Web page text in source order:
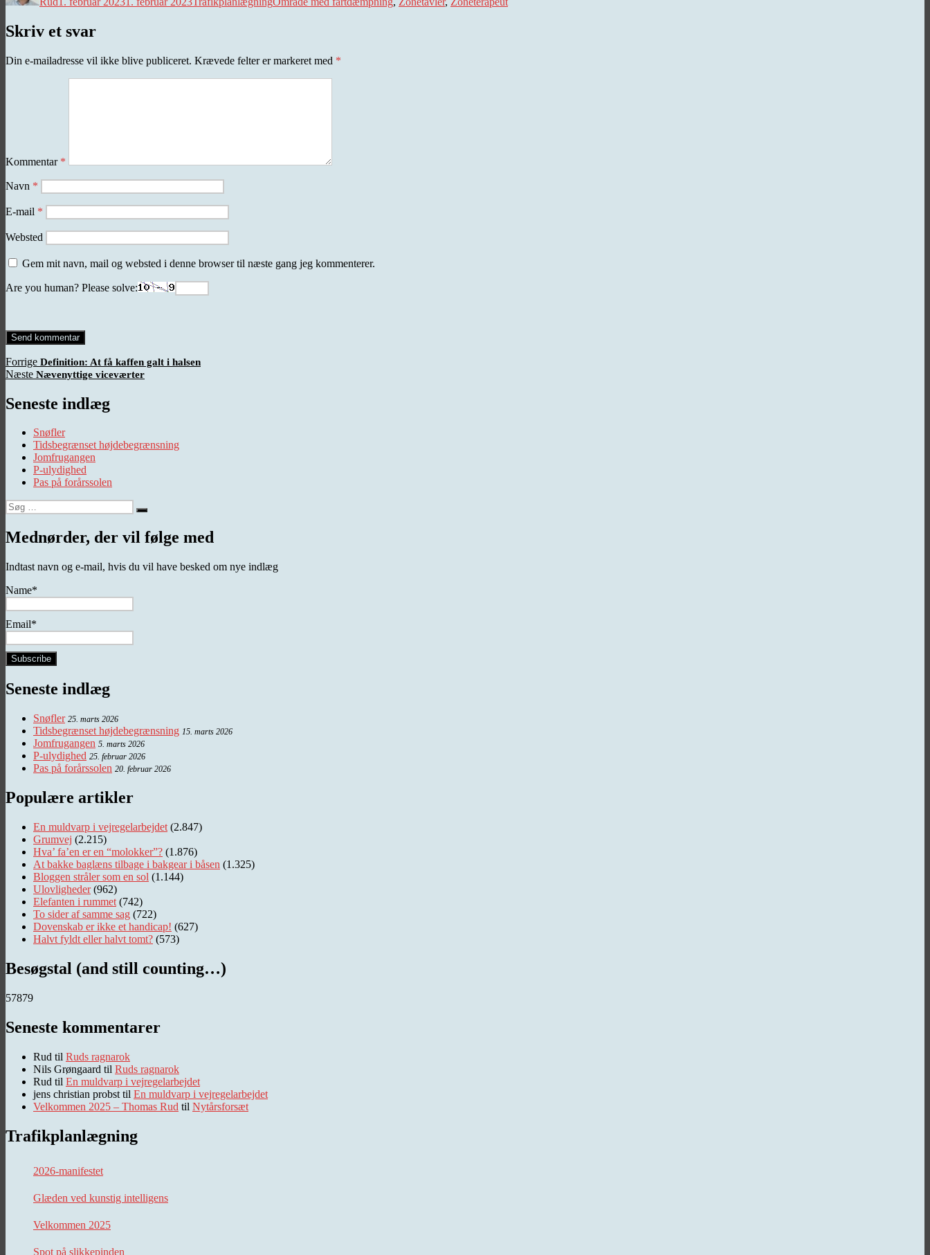
Skriv et svar
Din e-mailadresse vil ikke blive publiceret. Krævede felter er markeret med *
Kommentar *
Navn *
E-mail *
Websted
Gem mit navn, mail og websted i denne browser til næste gang jeg kommenterer.
Are you human? Please solve:
Indlægsnavigation
Forrige Forrige
indlæg:
Definition: At få kaffen galt i halsen
Næste Næste
Nævenyttige viceværter
Seneste indlæg
Snøfler
Tidsbegrænset højdebegrænsning
Jomfrugangen
P-ulydighed
Pas på forårssolen
Søg
efter:
Søg
Mednørder, der vil følge med
Indtast navn og e-mail, hvis du vil have besked om nye indlæg
Name*
Email*
Seneste indlæg
Snøfler 25. marts 2026
Tidsbegrænset højdebegrænsning 15. marts 2026
Jomfrugangen 5. marts 2026
P-ulydighed 25. februar 2026
Pas på forårssolen 20. februar 2026
Populære artikler
En muldvarp i vejregelarbejdet (2.847)
Grumvej (2.215)
Hva’ fa’en er en “molokker”? (1.876)
At bakke baglæns tilbage i bakgear i båsen (1.325)
Bloggen stråler som en sol (1.144)
Ulovligheder (962)
Elefanten i rummet (742)
To sider af samme sag (722)
Dovenskab er ikke et handicap! (627)
Halvt fyldt eller halvt tomt? (573)
Besøgstal (and still counting…)
57879
Seneste kommentarer
Rud til Ruds ragnarok
Nils Grøngaard til Ruds ragnarok
Rud til En muldvarp i vejregelarbejdet
jens christian probst til En muldvarp i vejregelarbejdet
Velkommen 2025 – Thomas Rud til Nytårsforsæt
Trafikplanlægning
2026-manifestet
Glæden ved kunstig intelligens
Velkommen 2025
Spot på slikkepinden